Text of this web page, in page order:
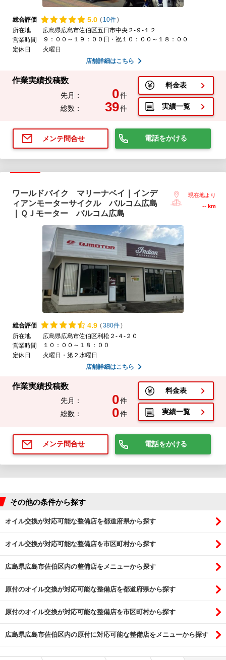
総合評価 5.0 ( 10件)
所在地
広島県広島市佐伯区五日市中央２-９-１２
営業時間
９：００～１９：００日・祝１０：００～１８：００
定休日
火曜日
店舗詳細はこちら
作業実績投稿数
先月： 0件
総数：
39件
料金表
実績一覧
メンテ問合せ 電話をかける
ワールドバイク マリーナベイ｜インデ
ィアンモーターサイクル バルコム広島
｜ＱＪモーター バルコム広島
現在地より
-- km
総合評価 4.9 (380件)
所在地
広島県広島市佐伯区利松２-４-２０
営業時間
１０：００～１８：００
定休日
火曜日・第２水曜日
店舗詳細はこちら
作業実績投稿数
先月： 0件
総数：
0件
料金表
実績一覧
メンテ問合せ 電話をかける
その他の条件から探す
オイル交換が対応可能な整備店を都道府県から探す
オイル交換が対応可能な整備店を市区町村から探す
広島県広島市佐伯区内の整備店をメニューから探す
原付のオイル交換が対応可能な整備店を都道府県から探す
原付のオイル交換が対応可能な整備店を市区町村から探す
広島県広島市佐伯区内の原付に対応可能な整備店をメニューから探す